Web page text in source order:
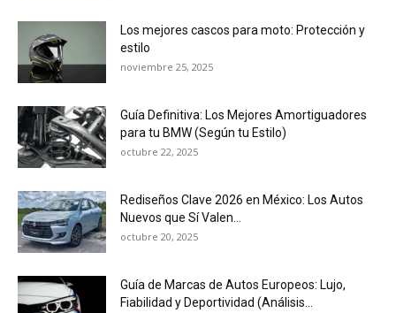
Los mejores cascos para moto: Protección y
estilo
noviembre 25, 2025
Guía Definitiva: Los Mejores Amortiguadores
para tu BMW (Según tu Estilo)
octubre 22, 2025
Rediseños Clave 2026 en México: Los Autos
Nuevos que Sí Valen...
octubre 20, 2025
Guía de Marcas de Autos Europeos: Lujo,
Fiabilidad y Deportividad (Análisis...